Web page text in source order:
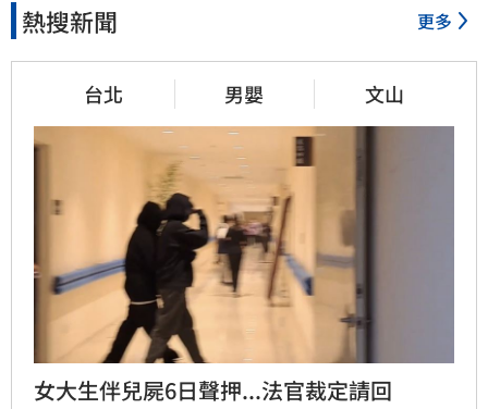
熱搜新聞 更多
台北 男嬰 文山
女大生伴兒屍6日聲押...法官裁定請回